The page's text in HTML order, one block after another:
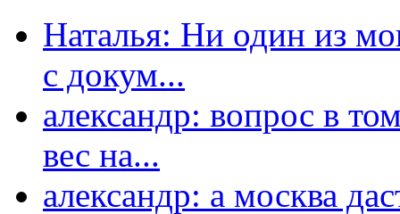
Наталья: Ни один из
с докум...
александр: вопрос в
вес на...
александр: а москва